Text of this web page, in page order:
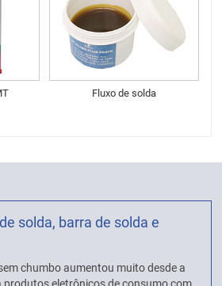
Fluxo de solda
solda, barra de solda e
chumbo aumentou muito desde a